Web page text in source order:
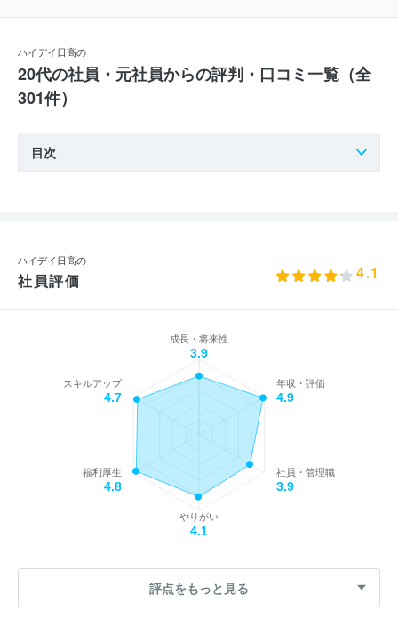
ハイデイ日高の
20代の社員・元社員からの評判・口コミ一覧（全
301件）
目次
ハイデイ日高の
社員評価 4.1
成長・将来性
3.9
年収・評価
4.9
社員・管理職
3.9
やりがい
4.1
福利厚生
4.8
スキルアップ
4.7
評点をもっと見る